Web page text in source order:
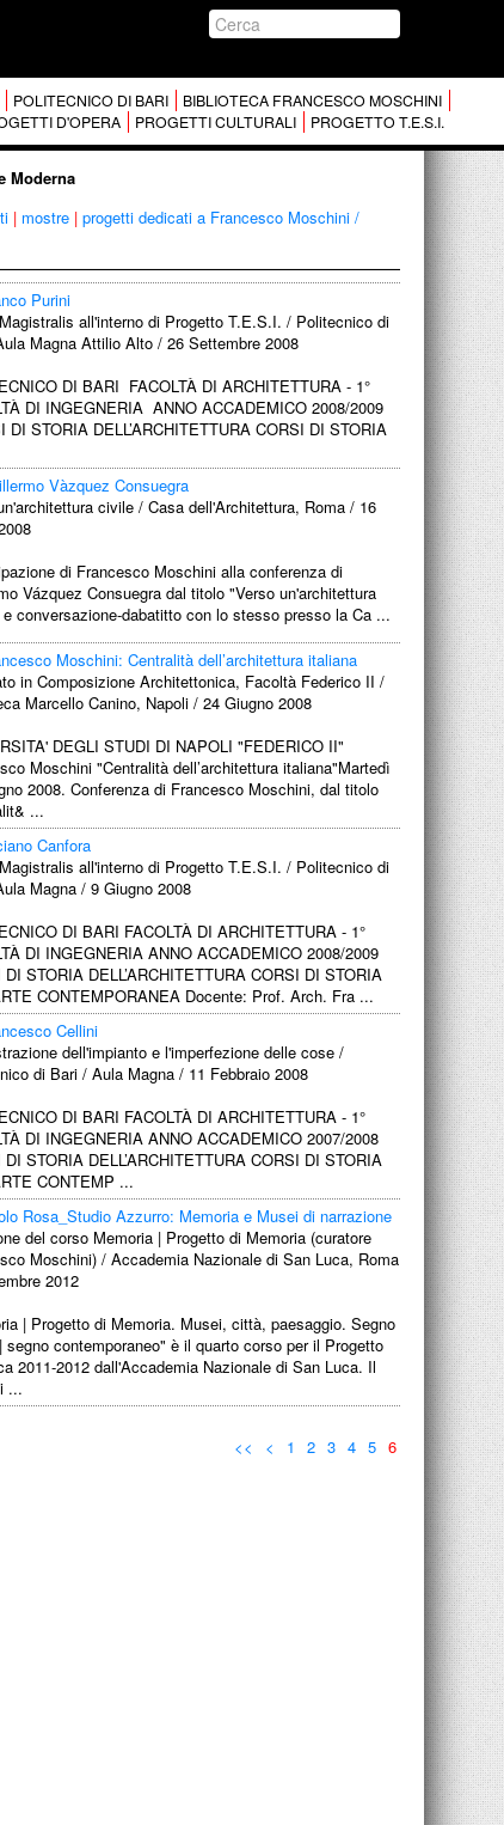
POLITECNICO DI BARI
BIBLIOTECA FRANCESCO MOSCHINI
D'OPERA PROGETTI CULTURALI PROGETTO T.E.S.I.
Moderna
| mostre | progetti dedicati a Francesco Moschini /
Purini
all'interno di Progetto T.E.S.I. / Politecnico di
Magna Attilio Alto / 26 Settembre 2008
DI BARI FACOLTÀ DI ARCHITETTURA - 1°
DI INGEGNERIA ANNO ACCADEMICO 2008/2009
DI STORIA DELL’ARCHITETTURA CORSI DI STORIA
Vàzquez Consuegra
civile / Casa dell'Architettura, Roma / 16
di Francesco Moschini alla conferenza di
Vázquez Consuegra dal titolo "Verso un'architettura
conversazione-dabatitto con lo stesso presso la Ca ...
Moschini: Centralità dell’architettura italiana
in Composizione Architettonica, Facoltà Federico II /
Marcello Canino, Napoli / 24 Giugno 2008
DEGLI STUDI DI NAPOLI "FEDERICO II"
Moschini "Centralità dell’architettura italiana"Martedì
2008. Conferenza di Francesco Moschini, dal titolo
...
Canfora
all'interno di Progetto T.E.S.I. / Politecnico di
Magna / 9 Giugno 2008
DI BARI FACOLTÀ DI ARCHITETTURA - 1°
DI INGEGNERIA ANNO ACCADEMICO 2008/2009
DI STORIA DELL’ARCHITETTURA CORSI DI STORIA
CONTEMPORANEA Docente: Prof. Arch. Fra ...
Cellini
dell'impianto e l'imperfezione delle cose /
di Bari / Aula Magna / 11 Febbraio 2008
DI BARI FACOLTÀ DI ARCHITETTURA - 1°
DI INGEGNERIA ANNO ACCADEMICO 2007/2008
DI STORIA DELL’ARCHITETTURA CORSI DI STORIA
CONTEMP ...
Rosa_Studio Azzurro: Memoria e Musei di narrazione
del corso Memoria | Progetto di Memoria (curatore
Moschini) / Accademia Nazionale di San Luca, Roma
2012
| Progetto di Memoria. Musei, città, paesaggio. Segno
segno contemporaneo" è il quarto corso per il Progetto
2011-2012 dall'Accademia Nazionale di San Luca. Il
...
<< < 1 2 3 4 5 6